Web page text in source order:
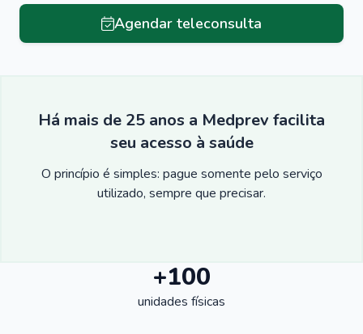
Agendar teleconsulta
Há mais de 25 anos a Medprev facilita
seu acesso à saúde
O princípio é simples: pague somente pelo serviço
utilizado, sempre que precisar.
+100
unidades físicas